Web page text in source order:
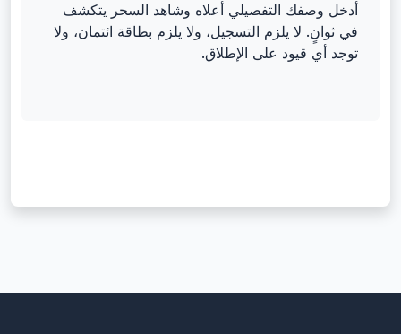
أدخل وصفك التفصيلي أعلاه وشاهد السحر يتكشف
في ثوانٍ. لا يلزم التسجيل، ولا يلزم بطاقة ائتمان، ولا
توجد أي قيود على الإطلاق.